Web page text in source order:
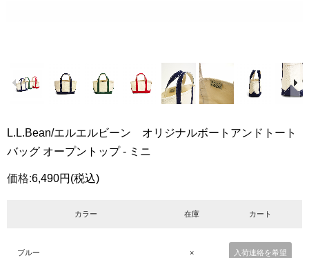
L.L.Bean/エルエルビーン オリジナルボートアンドトート
バッグ オープントップ - ミニ
価格:6,490円 (税込)
カラー 在庫 カート
ブルー × 入荷連絡を希望